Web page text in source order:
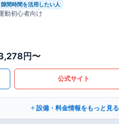
隙間時間を活用したい人
動初心者向け
円〜
公式サイト
設備・料金情報をもっと見る